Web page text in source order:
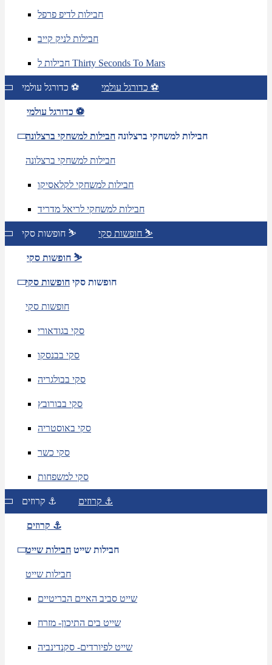
חבילות לדיפ פרפל
חבילות לניק קייב
חבילות ל Thirty Seconds To Mars
כדורגל עולמי ⚽ כדורגל עולמי ⚽
כדורגל עולמי ⚽
חבילות למשחקי ברצלונה חבילות למשחקי ברצלונה
חבילות למשחקי ברצלונה
חבילות למשחקי לקלאסיקו
חבילות למשחקי לריאל מדריד
חופשות סקי ⛷️ חופשות סקי ⛷️
חופשות סקי ⛷️
חופשות סקי חופשות סקי
חופשות סקי
סקי בגודאורי
סקי בבנסקו
סקי בבולגריה
סקי בבורובץ
סקי באוסטריה
סקי כשר
סקי למשפחות
קרוזים ⚓ קרוזים ⚓
קרוזים ⚓
חבילות שייט חבילות שייט
חבילות שייט
שייט סביב האיים הבריטיים
שייט בים התיכון- מזרח
שייט לפיורדים- סקנדינביה